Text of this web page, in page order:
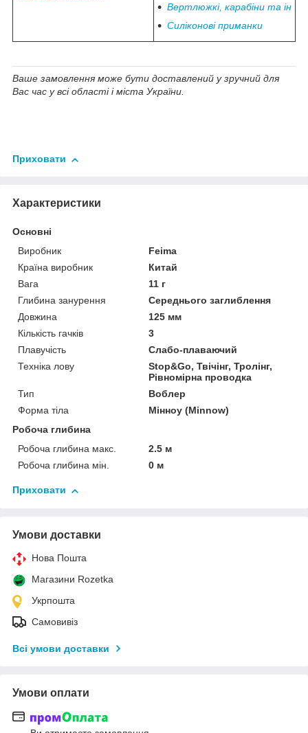
Вертлюжкі, карабіни та ін
Силіконові приманки
Ваше замовлення може бути доставлений у зручний для
Вас час у всі області і міста України.
Приховати
Характеристики
Основні
Виробник
Feima
Країна виробник
Китай
Вага
11 г
Глибина занурення
Середнього заглиблення
Довжина
125 мм
Кількість гачків
3
Плавучість
Слабо-плаваючий
Техніка лову
Stop&Go, Твічінг, Тролінг,
Рівномірна проводка
Тип
Воблер
Форма тіла
Мінноу (Minnow)
Робоча глибина
Робоча глибина макс.
2.5 м
Робоча глибина мін.
0 м
Приховати
Умови доставки
Нова Пошта
Магазини Rozetka
Укрпошта
Самовивіз
Всі умови доставки
Умови оплати